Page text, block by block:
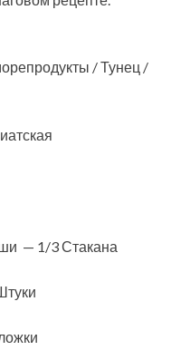
/ Тунец /
— 1/3 Стакана